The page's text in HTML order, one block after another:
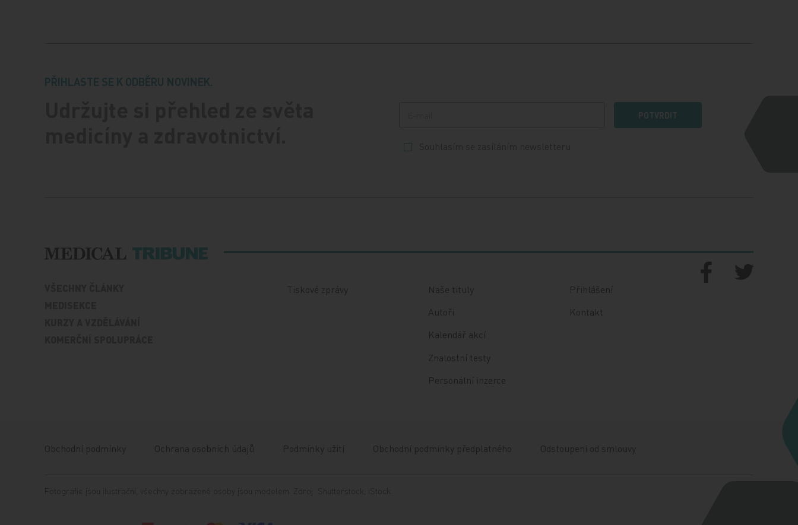
PŘIHLASTE SE K ODBĚRU NOVINEK.
POTVRDIT
Tiskové zprávy
Naše tituly
Autoři
Kalendář akcí
Znalostní testy
Personální inzerce
Přihlášení
Kontakt
Obchodní podmínky Ochrana osobních údajů Podmínky užití Obchodní podmínky předplatného Odstoupení od smlouvy
Fotografie jsou ilustrační, všechny zobrazené osoby jsou modelem. Zdroj: Shutterstock, iStock.